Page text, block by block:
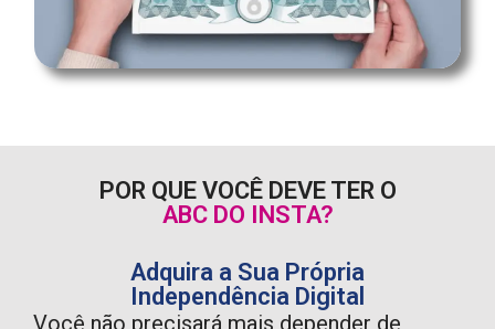
POR QUE VOCÊ DEVE TER O
ABC DO INSTA?
Adquira a Sua Própria
Independência Digital